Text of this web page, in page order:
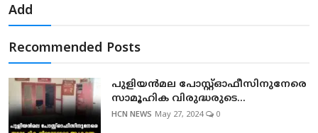
Add
Recommended Posts
പുളിയന്‍മല പോസ്റ്റ്ഓഫീസിനുനേരെ
സാമൂഹിക വിരുദ്ധരുടെ...
HCN NEWS May 27, 2024 0